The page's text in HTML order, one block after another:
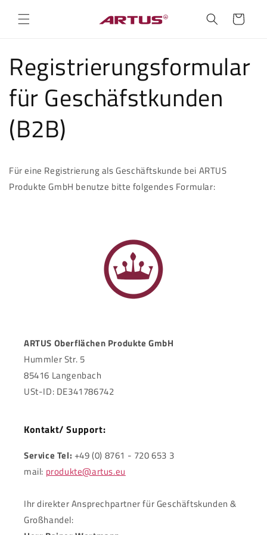
zum
Inhalt Warenkorb
Registrierungsformular
für Geschäfstkunden
(B2B)
Für eine Registrierung als Geschäftskunde bei ARTUS
Produkte GmbH benutze bitte folgendes Formular:
ARTUS Oberflächen Produkte GmbH
Hummler Str. 5
85416 Langenbach
USt-ID: DE341786742
Kontakt/ Support:
Service Tel: +49 (0) 8761 - 720 653 3
mail: produkte@artus.eu
Ihr direkter Ansprechpartner für Geschäftskunden &
Großhandel: